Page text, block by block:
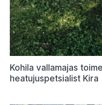
Kohila vallamajas
heatujuspetsialist Kira